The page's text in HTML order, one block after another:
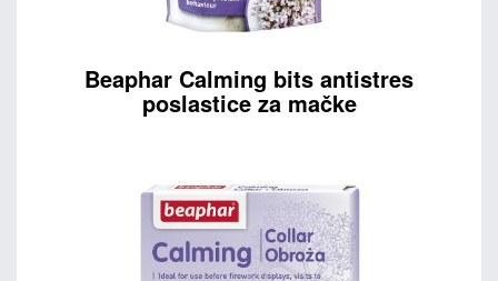
Beaphar Calming bits antistres
poslastice za mačke